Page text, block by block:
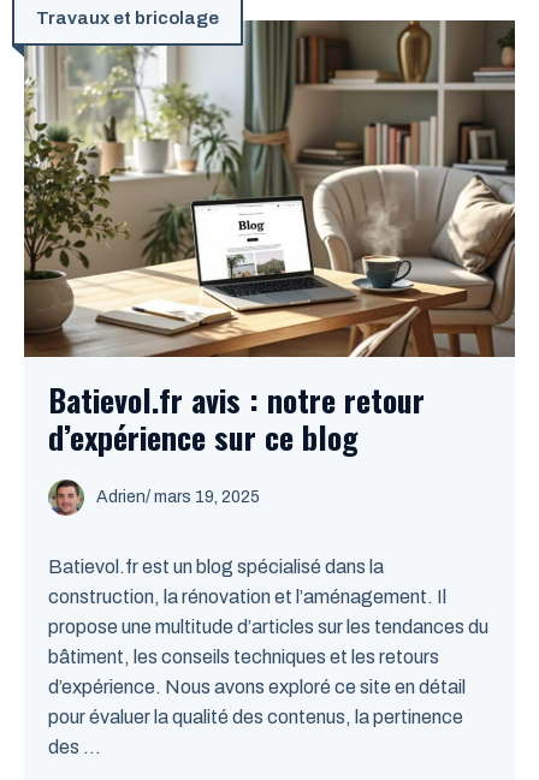
Travaux et bricolage
Batievol.fr avis : notre retour
d’expérience sur ce blog
Adrien/ mars 19, 2025
Batievol.fr est un blog spécialisé dans la
construction, la rénovation et l’aménagement. Il
propose une multitude d’articles sur les tendances du
bâtiment, les conseils techniques et les retours
d’expérience. Nous avons exploré ce site en détail
pour évaluer la qualité des contenus, la pertinence
des ...